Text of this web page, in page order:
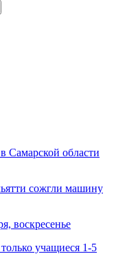
Самарской области
сожгли машину
воскресенье
учащиеся 1-5